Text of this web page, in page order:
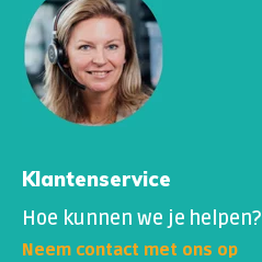
Klantenservice
Hoe kunnen we je helpen?
Neem contact met ons op